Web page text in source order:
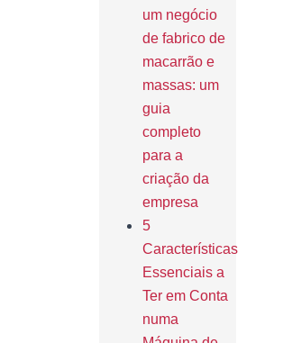
um negócio
de fabrico de
macarrão e
massas: um
guia
completo
para a
criação da
empresa
5
Características
Essenciais a
Ter em Conta
numa